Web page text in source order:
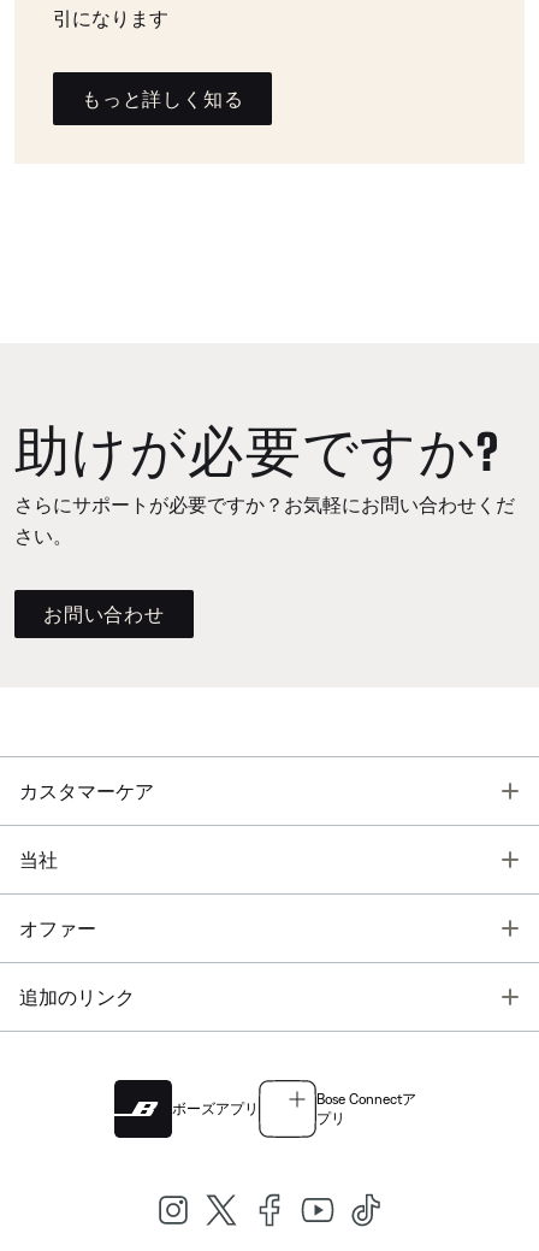
引になります
もっと詳しく知る
助けが必要ですか?
さらにサポートが必要ですか？お気軽にお問い合わせくだ
さい。
お問い合わせ
カスタマーケア
当社
オファー
追加のリンク
ボーズアプリ
Bose Connectア
プリ